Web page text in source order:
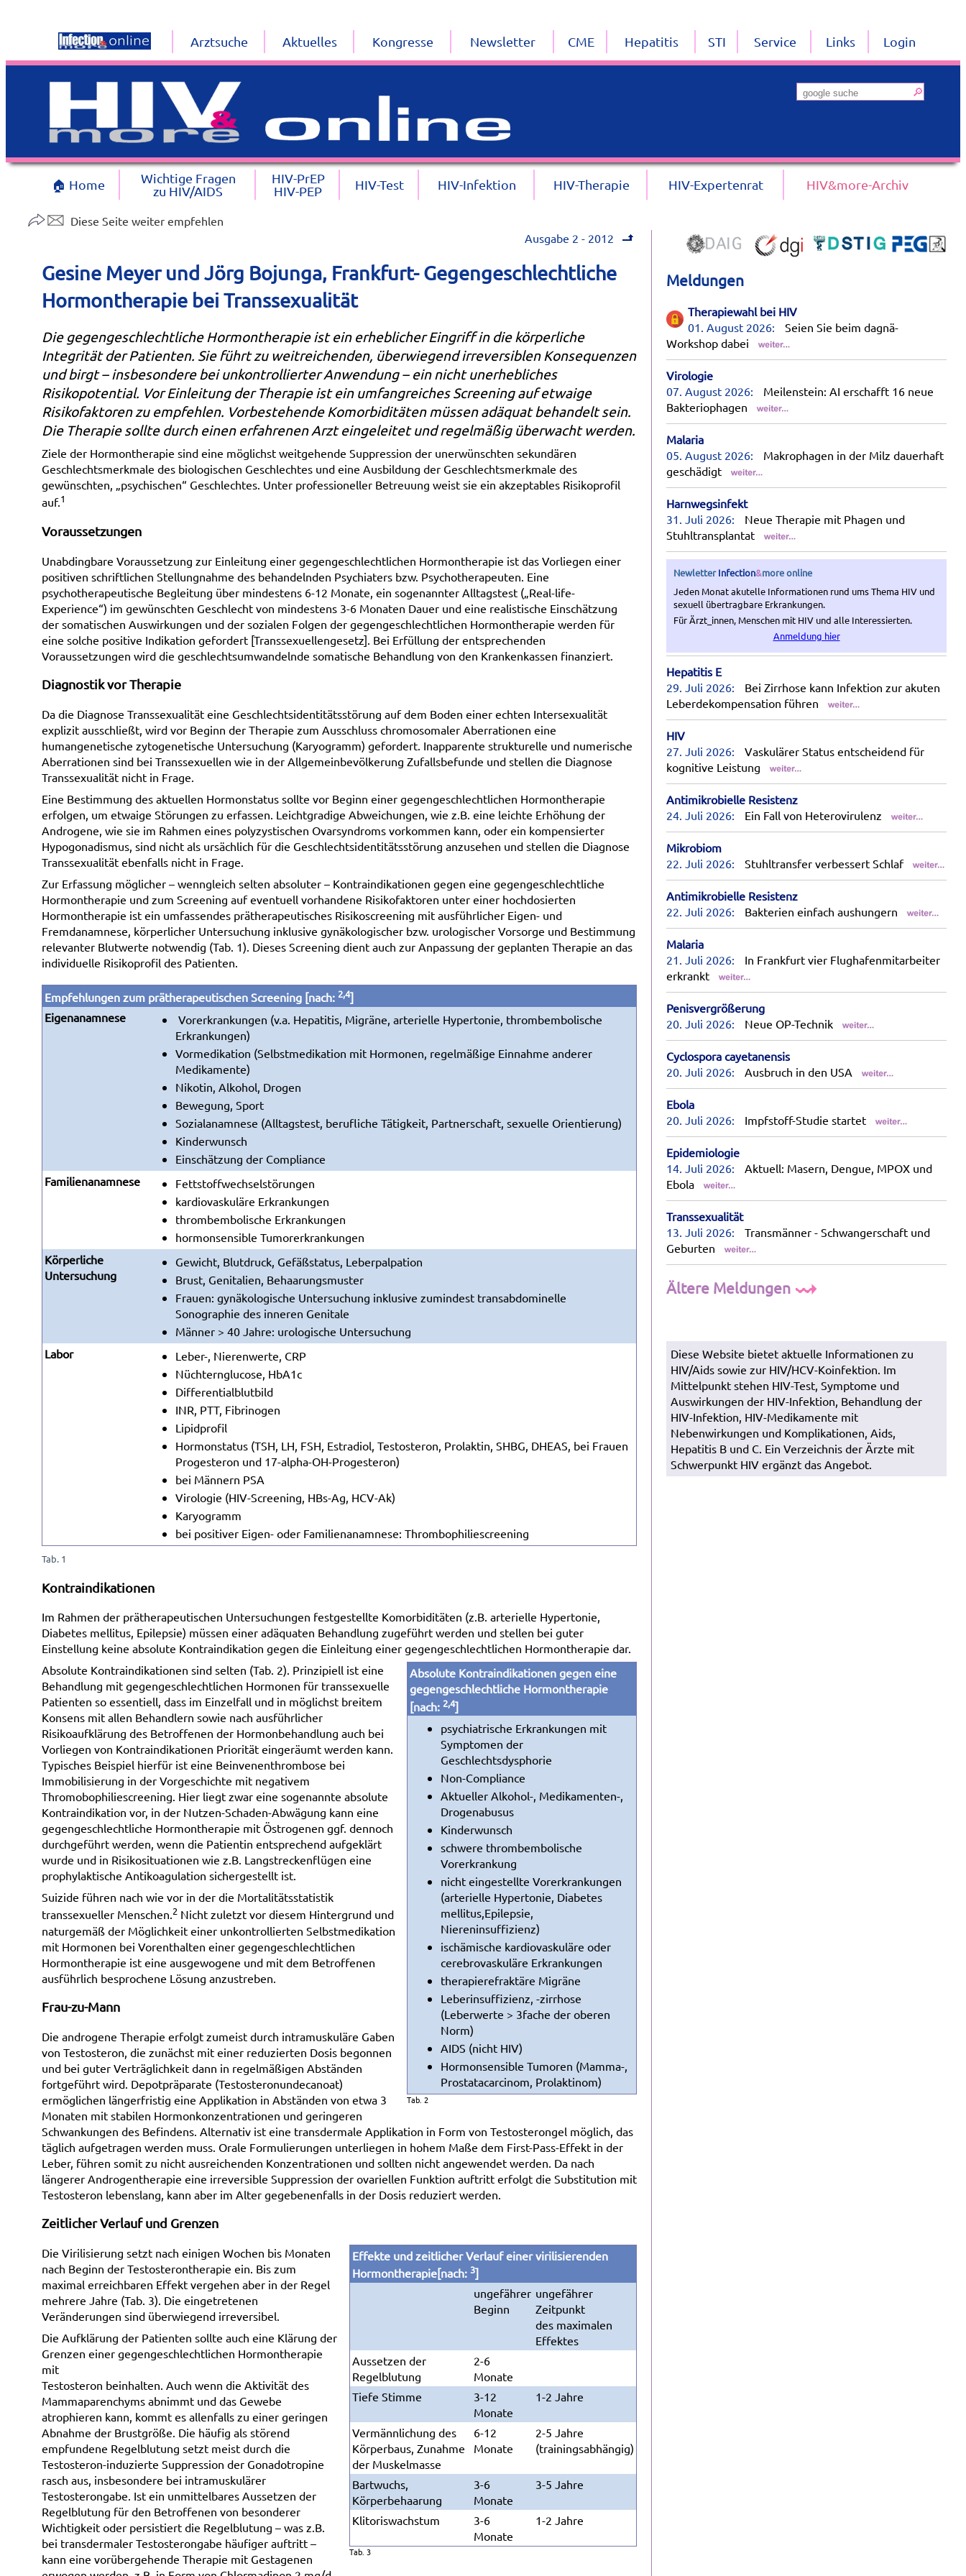
Ausgabe 2 - 2012
Gesine Meyer und Jörg Bojunga, Frankfurt- Gegengeschlechtliche
Hormontherapie bei Transsexualität
Die gegengeschlechtliche Hormontherapie ist ein erheblicher Eingriff in die körperliche
Integrität der Patienten. Sie führt zu weitreichenden, überwiegend irreversiblen Konsequenzen
und birgt – insbesondere bei unkontrollierter Anwendung – ein nicht unerhebliches
Risikopotential. Vor Einleitung der Therapie ist ein umfangreiches Screening auf etwaige
Risikofaktoren zu empfehlen. Vorbestehende Komorbiditäten müssen adäquat behandelt sein.
Die Therapie sollte durch einen erfahrenen Arzt eingeleitet und regelmäßig überwacht werden.
Ziele der Hormontherapie sind eine möglichst weitgehende Suppression der unerwünschten sekundären
Geschlechtsmerkmale des biologischen Geschlechtes und eine Ausbildung der Geschlechtsmerkmale des
gewünschten, „psychischen“ Geschlechtes. Unter professioneller Betreuung weist sie ein akzeptables Risikoprofil
auf.1
Voraussetzungen
Unabdingbare Voraussetzung zur Einleitung einer gegengeschlechtlichen Hormontherapie ist das Vorliegen einer
positiven schriftlichen Stellungnahme des behandelnden Psychiaters bzw. Psychotherapeuten. Eine
psychotherapeutische Begleitung über mindestens 6-12 Monate, ein sogenannter Alltagstest („Real-life-
Experience“) im gewünschten Geschlecht von mindestens 3-6 Monaten Dauer und eine realistische Einschätzung
der somatischen Auswirkungen und der sozialen Folgen der gegengeschlechtlichen Hormontherapie werden für
eine solche positive Indikation gefordert [Transsexuellengesetz]. Bei Erfüllung der entsprechenden
Voraussetzungen wird die geschlechtsumwandelnde somatische Behandlung von den Krankenkassen finanziert.
Diagnostik vor Therapie
Da die Diagnose Transsexualität eine Geschlechtsidentitätsstörung auf dem Boden einer echten Intersexualität
explizit ausschließt, wird vor Beginn der Therapie zum Ausschluss chromosomaler Aberrationen eine
humangenetische zytogenetische Untersuchung (Karyogramm) gefordert. Inapparente strukturelle und numerische
Aberrationen sind bei Transsexuellen wie in der Allgemeinbevölkerung Zufallsbefunde und stellen die Diagnose
Transsexualität nicht in Frage.
Eine Bestimmung des aktuellen Hormonstatus sollte vor Beginn einer gegengeschlechtlichen Hormontherapie
erfolgen, um etwaige Störungen zu erfassen. Leichtgradige Abweichungen, wie z.B. eine leichte Erhöhung der
Androgene, wie sie im Rahmen eines polyzystischen Ovarsyndroms vorkommen kann, oder ein kompensierter
Hypogonadismus, sind nicht als ursächlich für die Geschlechtsidentitätsstörung anzusehen und stellen die Diagnose
Transsexualität ebenfalls nicht in Frage.
Zur Erfassung möglicher – wenngleich selten absoluter – Kontraindikationen gegen eine gegengeschlechtliche
Hormontherapie und zum Screening auf eventuell vorhandene Risikofaktoren unter einer hochdosierten
Hormontherapie ist ein umfassendes prätherapeutisches Risikoscreening mit ausführlicher Eigen- und
Fremdanamnese, körperlicher Untersuchung inklusive gynäkologischer bzw. urologischer Vorsorge und Bestimmung
relevanter Blutwerte notwendig (Tab. 1). Dieses Screening dient auch zur Anpassung der geplanten Therapie an das
individuelle Risikoprofil des Patienten.
Empfehlungen zum prätherapeutischen Screening [nach: 2,4]
Eigenanamnese
Vorerkrankungen (v.a. Hepatitis, Migräne, arterielle Hypertonie, thrombembolische
Erkrankungen)
Vormedikation (Selbstmedikation mit Hormonen, regelmäßige Einnahme anderer
Medikamente)
Nikotin, Alkohol, Drogen
Bewegung, Sport
Sozialanamnese (Alltagstest, berufliche Tätigkeit, Partnerschaft, sexuelle Orientierung)
Kinderwunsch
Einschätzung der Compliance
Familienanamnese
Fettstoffwechselstörungen
kardiovaskuläre Erkrankungen
thrombembolische Erkrankungen
hormonsensible Tumorerkrankungen
Körperliche
Untersuchung
Gewicht, Blutdruck, Gefäßstatus, Leberpalpation
Brust, Genitalien, Behaarungsmuster
Frauen: gynäkologische Untersuchung inklusive zumindest transabdominelle
Sonographie des inneren Genitale
Männer > 40 Jahre: urologische Untersuchung
Labor
Leber-, Nierenwerte, CRP
Nüchternglucose, HbA1c
Differentialblutbild
INR, PTT, Fibrinogen
Lipidprofil
Hormonstatus (TSH, LH, FSH, Estradiol, Testosteron, Prolaktin, SHBG, DHEAS, bei Frauen
Progesteron und 17-alpha-OH-Progesteron)
bei Männern PSA
Virologie (HIV-Screening, HBs-Ag, HCV-Ak)
Karyogramm
bei positiver Eigen- oder Familienanamnese: Thrombophiliescreening
Tab. 1
Kontraindikationen
Im Rahmen der prätherapeutischen Untersuchungen festgestellte Komorbiditäten (z.B. arterielle Hypertonie,
Diabetes mellitus, Epilepsie) müssen einer adäquaten Behandlung zugeführt werden und stellen bei guter
Einstellung keine absolute Kontraindikation gegen die Einleitung einer gegengeschlechtlichen Hormontherapie dar.
Absolute Kontraindikationen gegen eine
gegengeschlechtliche Hormontherapie
[nach: 2,4]
psychiatrische Erkrankungen mit
Symptomen der
Geschlechtsdysphorie
Non-Compliance
Aktueller Alkohol-, Medikamenten-,
Drogenabusus
Kinderwunsch
schwere thrombembolische
Vorerkrankung
nicht eingestellte Vorerkrankungen
(arterielle Hypertonie, Diabetes
mellitus,Epilepsie,
Niereninsuffizienz)
ischämische kardiovaskuläre oder
cerebrovaskuläre Erkrankungen
therapierefraktäre Migräne
Leberinsuffizienz, -zirrhose
(Leberwerte > 3fache der oberen
Norm)
AIDS (nicht HIV)
Hormonsensible Tumoren (Mamma-,
Prostatacarcinom, Prolaktinom)
Tab. 2
Absolute Kontraindikationen sind selten (Tab. 2). Prinzipiell ist eine
Behandlung mit gegengeschlechtlichen Hormonen für transsexuelle
Patienten so essentiell, dass im Einzelfall und in möglichst breitem
Konsens mit allen Behandlern sowie nach ausführlicher
Risikoaufklärung des Betroffenen der Hormonbehandlung auch bei
Vorliegen von Kontraindikationen Priorität eingeräumt werden kann.
Typisches Beispiel hierfür ist eine Beinvenenthrombose bei
Immobilisierung in der Vorgeschichte mit negativem
Thromobophiliescreening. Hier liegt zwar eine sogenannte absolute
Kontraindikation vor, in der Nutzen-Schaden-Abwägung kann eine
gegengeschlechtliche Hormontherapie mit Östrogenen ggf. dennoch
durchgeführt werden, wenn die Patientin entsprechend aufgeklärt
wurde und in Risikosituationen wie z.B. Langstreckenflügen eine
prophylaktische Antikoagulation sichergestellt ist.
Suizide führen nach wie vor in der die Mortalitätsstatistik
transsexueller Menschen.2 Nicht zuletzt vor diesem Hintergrund und
naturgemäß der Möglichkeit einer unkontrollierten Selbstmedikation
mit Hormonen bei Vorenthalten einer gegengeschlechtlichen
Hormontherapie ist eine ausgewogene und mit dem Betroffenen
ausführlich besprochene Lösung anzustreben.
Frau-zu-Mann
Die androgene Therapie erfolgt zumeist durch intramuskuläre Gaben
von Testosteron, die zunächst mit einer reduzierten Dosis begonnen
und bei guter Verträglichkeit dann in regelmäßigen Abständen
fortgeführt wird. Depotpräparate (Testosteronundecanoat)
ermöglichen längerfristig eine Applikation in Abständen von etwa 3
Monaten mit stabilen Hormonkonzentrationen und geringeren
Schwankungen des Befindens. Alternativ ist eine transdermale Applikation in Form von Testosterongel möglich, das
täglich aufgetragen werden muss. Orale Formulierungen unterliegen in hohem Maße dem First-Pass-Effekt in der
Leber, führen somit zu nicht ausreichenden Konzentrationen und sollten nicht angewendet werden. Da nach
längerer Androgentherapie eine irreversible Suppression der ovariellen Funktion auftritt erfolgt die Substitution mit
Testosteron lebenslang, kann aber im Alter gegebenenfalls in der Dosis reduziert werden.
Zeitlicher Verlauf und Grenzen
Effekte und zeitlicher Verlauf einer virilisierenden
Hormontherapie[nach: 3]
ungefährer
Beginn
ungefährer
Zeitpunkt
des maximalen
Effektes
Aussetzen der
Regelblutung
2-6
Monate
Tiefe Stimme
3-12
Monate
1-2 Jahre
Vermännlichung des
Körperbaus, Zunahme
der Muskelmasse
6-12
Monate
2-5 Jahre
(trainingsabhängig)
Bartwuchs,
Körperbehaarung
3-6
Monate
3-5 Jahre
Klitoriswachstum
3-6
Monate
1-2 Jahre
Tab. 3
Die Virilisierung setzt nach einigen Wochen bis Monaten
nach Beginn der Testosterontherapie ein. Bis zum
maximal erreichbaren Effekt vergehen aber in der Regel
mehrere Jahre (Tab. 3). Die eingetretenen
Veränderungen sind überwiegend irreversibel.
Die Aufklärung der Patienten sollte auch eine Klärung der
Grenzen einer gegengeschlechtlichen Hormontherapie
mit
Testosteron beinhalten. Auch wenn die Aktivität des
Mammaparenchyms abnimmt und das Gewebe
atrophieren kann, kommt es allenfalls zu einer geringen
Abnahme der Brustgröße. Die häufig als störend
empfundene Regelblutung setzt meist durch die
Testosteron-induzierte Suppression der Gonadotropine
rasch aus, insbesondere bei intramuskulärer
Testosterongabe. Ist ein unmittelbares Aussetzen der
Regelblutung für den Betroffenen von besonderer
Wichtigkeit oder persistiert die Regelblutung – was z.B.
bei transdermaler Testosterongabe häufiger auftritt –
kann eine vorübergehende Therapie mit Gestagenen
Meldungen
Therapiewahl bei HIV
01. August 2026:
Seien Sie beim dagnä-
Workshop dabei
Virologie
07. August 2026:
Meilenstein: AI erschafft 16 neue
Bakteriophagen
Malaria
05. August 2026:
Makrophagen in der Milz dauerhaft
geschädigt
Harnwegsinfekt
31. Juli 2026:
Neue Therapie mit Phagen und
Stuhltransplantat
NewletterInfection&moreonline
Jeden Monat akutelle Informationen rund ums Thema HIV und
sexuell übertragbare Erkrankungen.
Für Ärzt_innen, Menschen mit HIV und alle Interessierten.
Anmeldung hier
Hepatitis E
29. Juli 2026:
Bei Zirrhose kann Infektion zur akuten
Leberdekompensation führen
HIV
27. Juli 2026:
Vaskulärer Status entscheidend für
kognitive Leistung
Antimikrobielle Resistenz
24. Juli 2026:
Ein Fall von Heterovirulenz
Mikrobiom
22. Juli 2026:
Stuhltransfer verbessert Schlaf
Antimikrobielle Resistenz
22. Juli 2026:
Bakterien einfach aushungern
Malaria
21. Juli 2026:
In Frankfurt vier Flughafenmitarbeiter
erkrankt
Penisvergrößerung
20. Juli 2026:
Neue OP-Technik
Cyclospora cayetanensis
20. Juli 2026:
Ausbruch in den USA
Ebola
20. Juli 2026:
Impfstoff-Studie startet
Epidemiologie
14. Juli 2026:
Aktuell: Masern, Dengue, MPOX und
Ebola
Transsexualität
13. Juli 2026:
Transmänner - Schwangerschaft und
Geburten
Ältere Meldungen
Diese Website bietet aktuelle Informationen zu
HIV/Aids sowie zur HIV/HCV-Koinfektion. Im
Mittelpunkt stehen HIV-Test, Symptome und
Auswirkungen der HIV-Infektion, Behandlung der
HIV-Infektion, HIV-Medikamente mit
Nebenwirkungen und Komplikationen, Aids,
Hepatitis B und C. Ein Verzeichnis der Ärzte mit
Schwerpunkt HIV ergänzt das Angebot.
Arztsuche Aktuelles Kongresse Newsletter CME Hepatitis STI Service Links Login
🏠 Home
Wichtige Fragen
zu HIV/AIDS
HIV-PrEP
HIV-PEP
HIV-Test HIV-Infektion HIV-Therapie HIV-Expertenrat HIV&more-Archiv
Diese Seite weiter empfehlen